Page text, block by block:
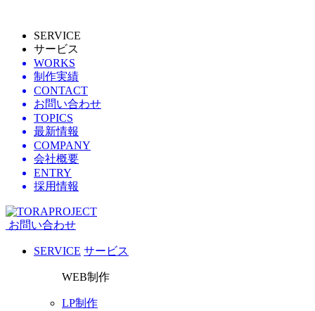
SERVICE
サービス
WORKS
制作実績
CONTACT
お問い合わせ
TOPICS
最新情報
COMPANY
会社概要
ENTRY
採用情報
お問い合わせ
SERVICE サービス
WEB制作
LP制作